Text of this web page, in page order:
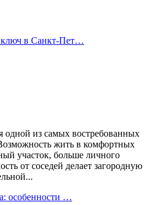
ключ в Санкт-Пет…
одной из самых востребованных
жить в комфортных
участок, больше личного
от соседей делает загородную
особенности …